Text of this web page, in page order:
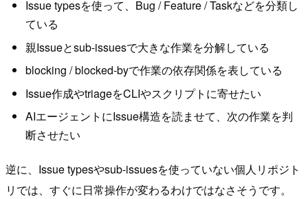
Issue typesを使って、Bug / Feature / Taskなどを分類し
ている
親Issueとsub-issuesで大きな作業を分解している
blocking / blocked-byで作業の依存関係を表している
Issue作成やtriageをCLIやスクリプトに寄せたい
AIエージェントにIssue構造を読ませて、次の作業を判
断させたい
逆に、Issue typesやsub-issuesを使っていない個人リポジト
リでは、すぐに日常操作が変わるわけではなさそうです。